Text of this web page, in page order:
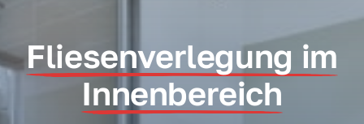
Fliesenverlegung im
Innenbereich